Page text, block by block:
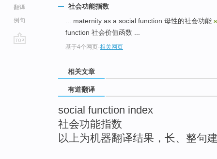
翻译
例句
社会功能指数
... maternity as a social function 母性的社会功能
function 社会价值函数 ...
基于4个网页-相关网页
相关文章
有道翻译
social function index
社会功能指数
以上为机器翻译结果，长、整句